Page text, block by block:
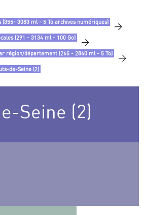
(355- 3083 ml - 5 To archives numériques) >
(291 - 3134 ml - 100 Go) >
région/département (265 - 2860 ml - 5 To) >
de-Seine (2)
Seine (2)